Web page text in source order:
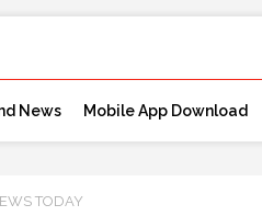
News Mobile App Download
TODAY